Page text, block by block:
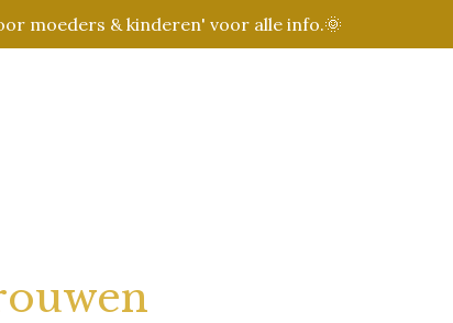
moeders & kinderen' voor alle info.🌞